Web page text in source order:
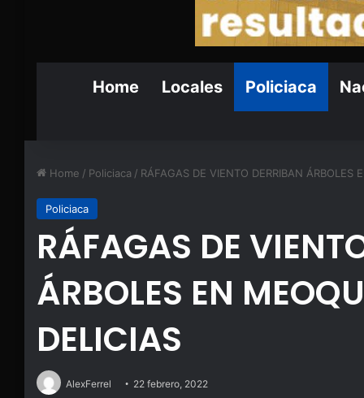
Home Locales Policiaca
Home / Policiaca / RÁFAGAS DE VIENTO DERRIBAN
Policiaca
RÁFAGAS DE
ÁRBOLES EN
DELICIAS
AlexFerrel 22 febrero, 2022